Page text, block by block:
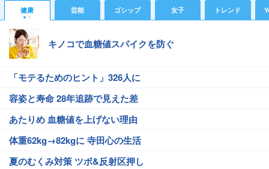
健康 芸能 ゴシップ 女子 トレンド
キノコで血糖値スパイクを防ぐ
「モテるためのヒント」326人に
容姿と寿命 28年追跡で見えた差
あたりめ 血糖値を上げない理由
体重62kg→82kgに 寺田心の生活
夏のむくみ対策 ツボ&反射区押し